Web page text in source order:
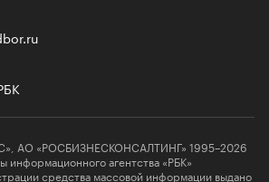
АО «РОСБИЗНЕСКОНСАЛТИНГ» 1995–2026
агентства «РБК»
средства массовой информации выдано